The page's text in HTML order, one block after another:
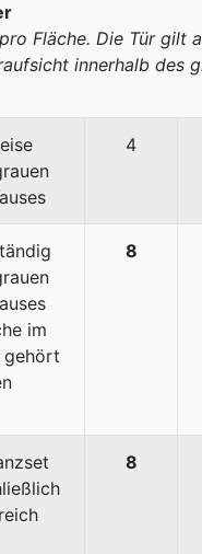
Fläche. Die Tür gilt
innerhalb des
4
im
gehört
8
8